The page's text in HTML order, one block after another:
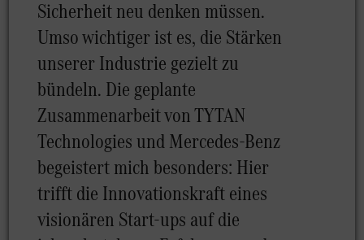
Sicherheit neu denken müssen.
Umso wichtiger ist es, die Stärken
unserer Industrie gezielt zu
bündeln. Die geplante
Zusammenarbeit von TYTAN
Technologies und Mercedes-Benz
begeistert mich besonders: Hier
trifft die Innovationskraft eines
visionären Start-ups auf die